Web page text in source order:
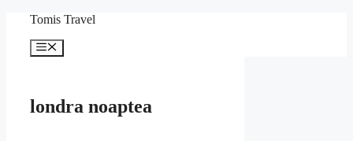
conținut
Tomis Travel
Meniu
londra noaptea